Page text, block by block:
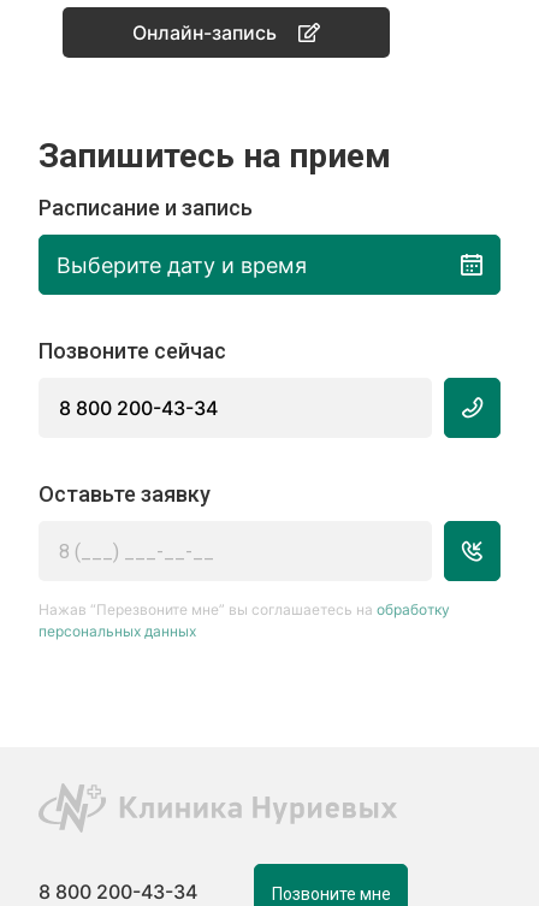
Онлайн-запись
Запишитесь на прием
Расписание и запись
Выберите дату и время
Позвоните сейчас
8 800 200-43-34
Оставьте заявку
Нажав “Перезвоните мне” вы соглашаетесь наобработку
персональных данных
8 800 200-43-34 Позвоните мне